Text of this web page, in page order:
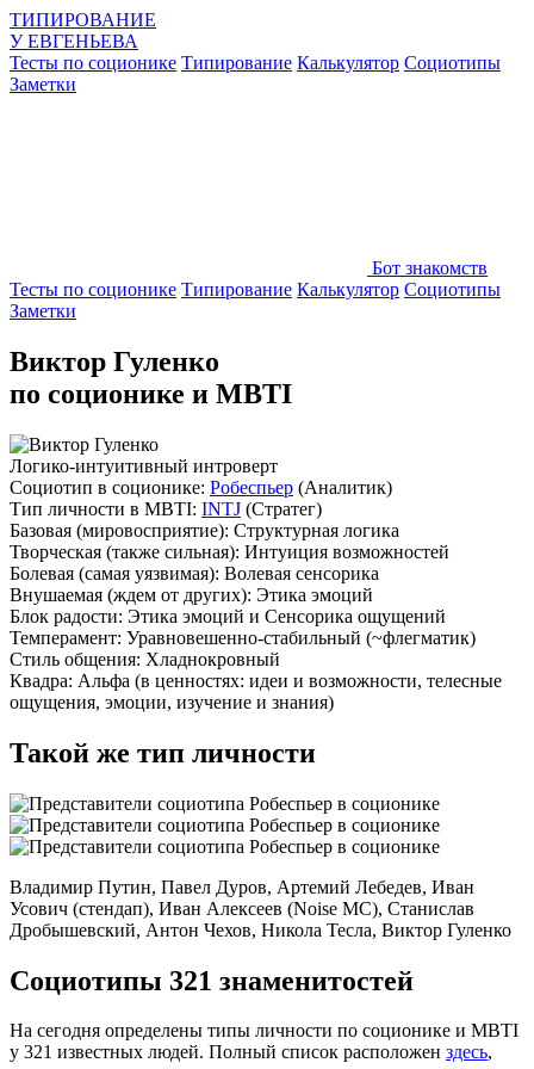
ТИПИРОВАНИЕ
УЕВГЕНЬЕВА
Тесты по соционике Типирование Калькулятор Социотипы
Заметки
Бот знакомств
Тесты по соционике Типирование Калькулятор Социотипы
Заметки
Виктор Гуленко
по соционике и MBTI
Логико-интуитивный интроверт
Социотип в соционике: Робеспьер (Аналитик)
Тип личности в MBTI: INTJ (Стратег)
Базовая (мировосприятие): Структурная логика
Творческая (также сильная): Интуиция возможностей
Болевая (самая уязвимая): Волевая сенсорика
Внушаемая (ждем от других): Этика эмоций
Блок радости: Этика эмоций и Сенсорика ощущений
Темперамент: Уравновешенно-стабильный (~флегматик)
Стиль общения: Хладнокровный
Квадра: Альфа (в ценностях: идеи и возможности, телесные
ощущения, эмоции, изучение и знания)
Такой же тип личности
Владимир Путин, Павел Дуров, Артемий Лебедев, Иван
Усович (стендап), Иван Алексеев (Noise MC), Станислав
Дробышевский, Антон Чехов, Никола Тесла, Виктор Гуленко
Социотипы 321 знаменитостей
На сегодня определены типы личности по соционике и MBTI
у 321 известных людей. Полный список расположен здесь,